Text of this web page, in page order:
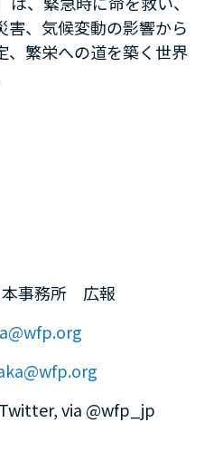
、気候変動の影響から
、繁栄への道を築く世界
本事務所 広報
via @wfp_jp